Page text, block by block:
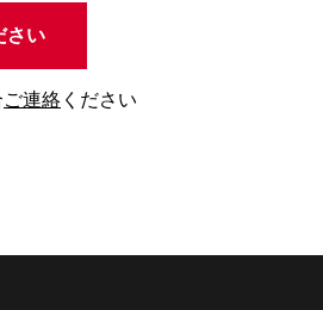
さい
ご連絡 ください